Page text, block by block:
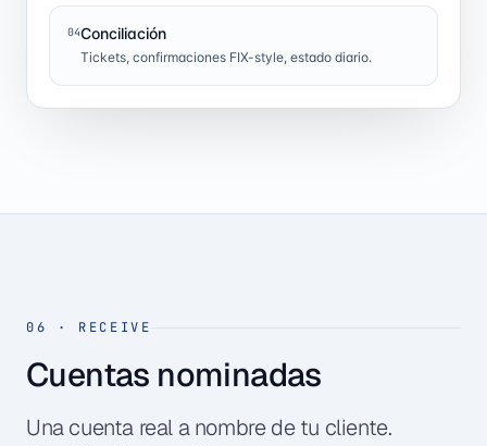
04Conciliación
Tickets, confirmaciones FIX-style, estado diario.
06 · RECEIVE
Cuentas nominadas
Una cuenta real a nombre de tu cliente.